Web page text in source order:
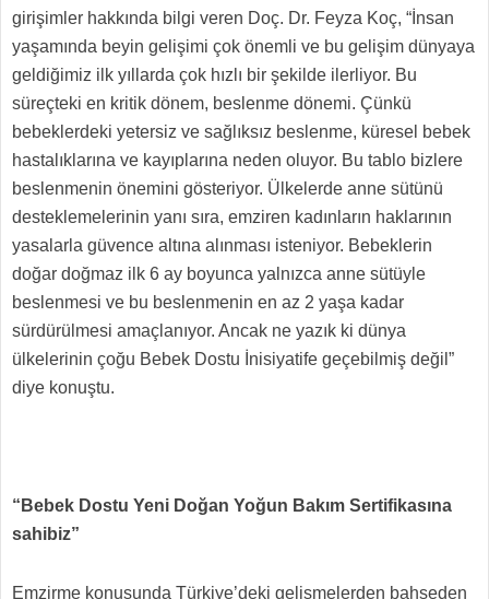
girişimler hakkında bilgi veren Doç. Dr. Feyza Koç, “İnsan
yaşamında beyin gelişimi çok önemli ve bu gelişim dünyaya
geldiğimiz ilk yıllarda çok hızlı bir şekilde ilerliyor. Bu
süreçteki en kritik dönem, beslenme dönemi. Çünkü
bebeklerdeki yetersiz ve sağlıksız beslenme, küresel bebek
hastalıklarına ve kayıplarına neden oluyor. Bu tablo bizlere
beslenmenin önemini gösteriyor. Ülkelerde anne sütünü
desteklemelerinin yanı sıra, emziren kadınların haklarının
yasalarla güvence altına alınması isteniyor. Bebeklerin
doğar doğmaz ilk 6 ay boyunca yalnızca anne sütüyle
beslenmesi ve bu beslenmenin en az 2 yaşa kadar
sürdürülmesi amaçlanıyor. Ancak ne yazık ki dünya
ülkelerinin çoğu Bebek Dostu İnisiyatife geçebilmiş değil”
diye konuştu.
“Bebek Dostu Yeni Doğan Yoğun Bakım Sertifikasına
sahibiz”
Emzirme konusunda Türkiye’deki gelişmelerden bahseden